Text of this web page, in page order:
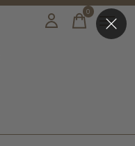
0items